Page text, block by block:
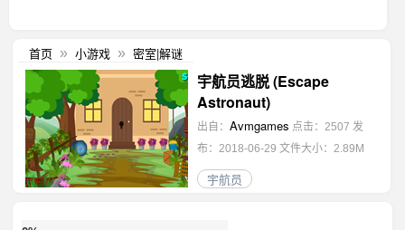
首页 » 小游戏 » 密室|解谜
宇航员逃脱 (Escape
Astronaut)
出自： Avmgames 点击：2507 发
布：2018-06-29 文件大小：2.89M
宇航员